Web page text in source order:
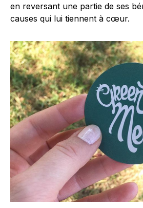
en reversant une partie de ses
causes qui lui tiennent à cœur.